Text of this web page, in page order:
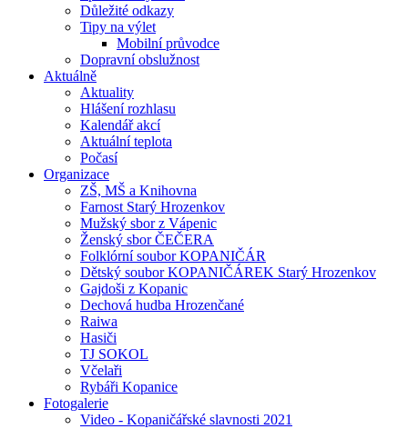
Důležité odkazy
Tipy na výlet
Mobilní průvodce
Dopravní obslužnost
Aktuálně
Aktuality
Hlášení rozhlasu
Kalendář akcí
Aktuální teplota
Počasí
Organizace
ZŠ, MŠ a Knihovna
Farnost Starý Hrozenkov
Mužský sbor z Vápenic
Ženský sbor ČEČERA
Folklórní soubor KOPANIČÁR
Dětský soubor KOPANIČÁREK Starý Hrozenkov
Gajdoši z Kopanic
Dechová hudba Hrozenčané
Raiwa
Hasiči
TJ SOKOL
Včelaři
Rybáři Kopanice
Fotogalerie
Video - Kopaničářské slavnosti 2021